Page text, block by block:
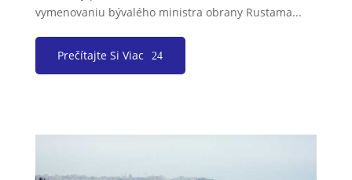
vymenovaniu bývalého ministra obrany Rustama...
Prečítajte Si Viac